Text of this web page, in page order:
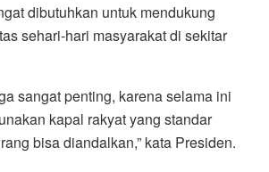
dibutuhkan untuk mendukung
sehari-hari masyarakat di sekitar
sangat penting, karena selama ini
kapal rakyat yang standar
bisa diandalkan,” kata Presiden.